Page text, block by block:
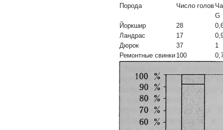
Порода Число голов
G
Йоркшир
28
Ландрас
17
Дюрок
37
1
Ремонтные свинки 100